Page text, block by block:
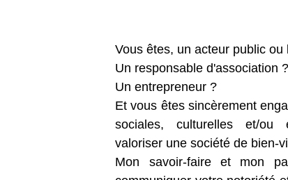
Vous êtes, un acteur public ou
Un responsable d'association ?
Un entrepreneur ?
Et vous êtes sincèrement
sociales, culturelles et/ou
valoriser une société de bien-
Mon savoir-faire et mon